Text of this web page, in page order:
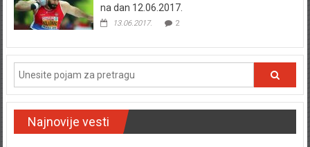
na dan 12.06.2017.
13.06.2017. 2
Najnovije vesti